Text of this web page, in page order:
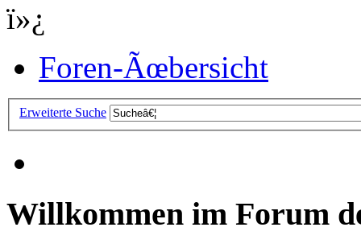
ï»¿
Foren-Ãœbersicht
Erweiterte Suche
Willkommen im Forum